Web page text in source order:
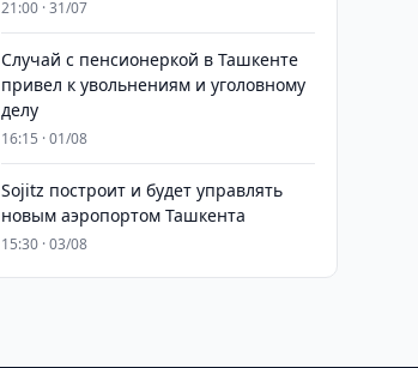
21:00 · 31/07
Случай с пенсионеркой в Ташкенте
привел к увольнениям и уголовному
делу
16:15 · 01/08
Sojitz построит и будет управлять
новым аэропортом Ташкента
15:30 · 03/08